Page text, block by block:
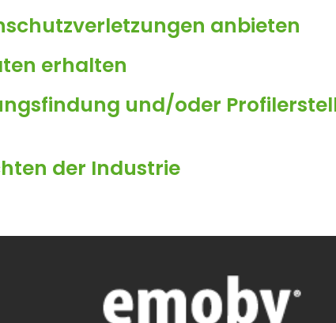
anbieten
erhalten
und/oder
der Industrie